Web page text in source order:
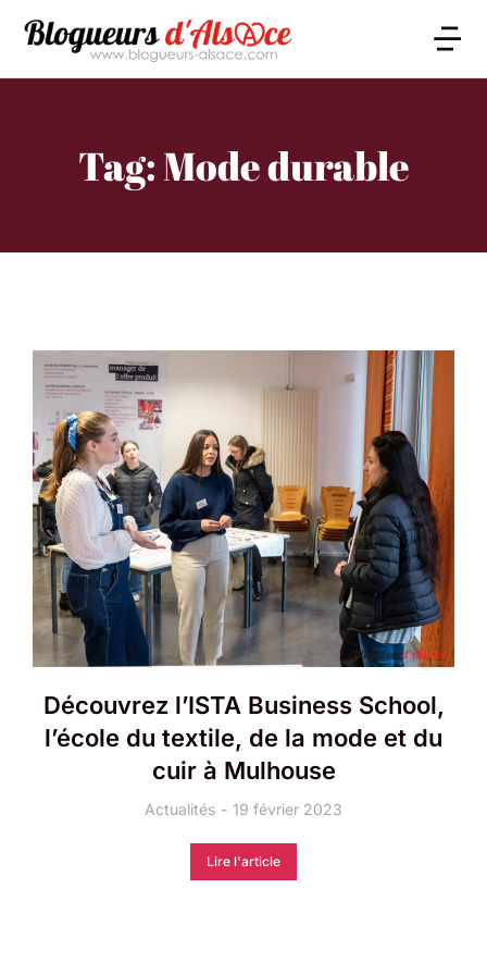
Tag: Mode durable
Découvrez l’ISTA Business School,
l’école du textile, de la mode et du
cuir à Mulhouse
Actualités 19 février 2023
Lire l'article